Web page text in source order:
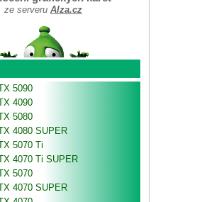
ze serveru Alza.cz
5090
4090
5080
4080 SUPER
5070 Ti
4070 Ti SUPER
5070
4070 SUPER